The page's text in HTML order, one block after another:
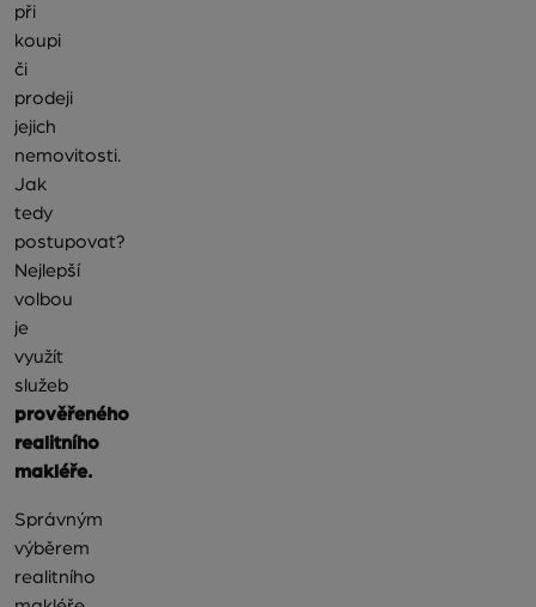
při
koupi
či
prodeji
jejich
nemovitosti.
Jak
tedy
postupovat?
Nejlepší
volbou
je
využít
služeb
prověřeného
realitního
makléře.
Správným
výběrem
realitního